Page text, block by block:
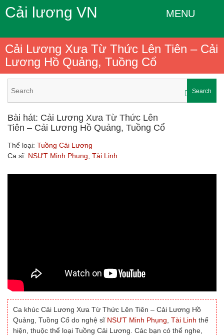
Cải lương VN MENU
Cải Lương Xưa Từ Thức Lên Tiên – Cải
Lương Hồ Quảng, Tuồng Cổ
Search
Bài hát: Cải Lương Xưa Từ Thức Lên
Tiên – Cải Lương Hồ Quảng, Tuồng Cổ
Thể loại: Tuồng Cải Lương
Ca sĩ: NSƯT Minh Phụng Tài Linh
Ca khúc Cải Lương Xưa Từ Thức Lên Tiên – Cải Lương Hồ
Quảng, Tuồng Cổ do nghệ sĩ NSƯT Minh Phụng Tài Linh thể
hiện, thuộc thể loại Tuồng Cải Lương. Các bạn có thể nghe,